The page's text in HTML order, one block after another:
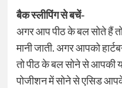
बैक स्लीपिंग से बचें-
अगर आप पीठ के बल सोते हैं
मानी जाती. अगर आपको
तो पीठ के बल सोने से आपकी
पोजीशन में सोने से एसिड